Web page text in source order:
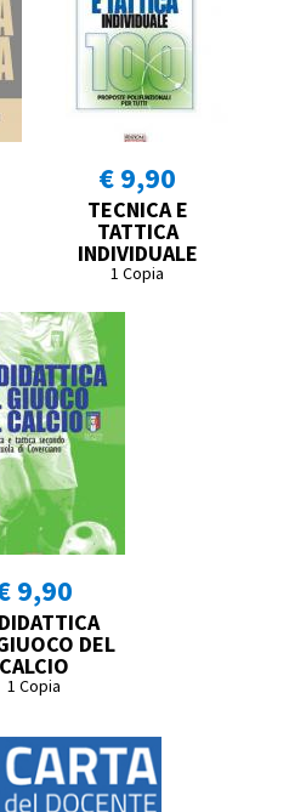
€ 9,90
TECNICA E
TATTICA
INDIVIDUALE
1 Copia
9,90
DEL
CALCIO
1 Copia